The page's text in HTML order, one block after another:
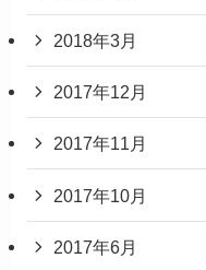
2018年3月
2017年12月
2017年11月
2017年10月
2017年6月